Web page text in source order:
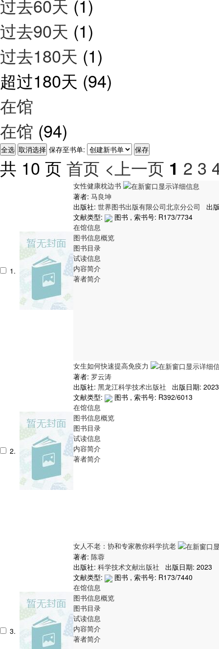
过去60天 (1)
过去90天 (1)
过去180天 (1)
超过180天 (94)
在馆
在馆 (94)
保存至书单:
共 10 页 首页 <上一页 1 2 3
1.
女性健康枕边书
著者: 马良坤
出版社: 世界图书出版有限公司北京分公司
出
文献类型:
图书 , 索书号: R173/7734
在馆信息
图书信息概览
图书目录
试读信息
内容简介
著者简介
2.
女生如何快速提高免疫力
著者: 罗云涛
出版社: 黑龙江科学技术出版社
出版日期: 2023
文献类型:
图书 , 索书号: R392/6013
在馆信息
图书信息概览
图书目录
试读信息
内容简介
著者简介
3.
女人不老：协和专家教你科学抗老
著者: 陈蓉
出版社: 科学技术文献出版社
出版日期: 2023
文献类型:
图书 , 索书号: R173/7440
在馆信息
图书信息概览
图书目录
试读信息
内容简介
著者简介